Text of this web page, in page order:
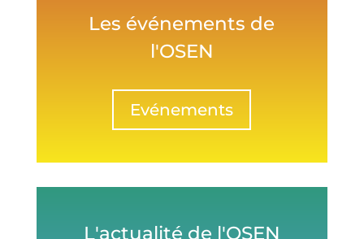
Les événements de
l'OSEN
Evénements
L'actualité de l'OSEN